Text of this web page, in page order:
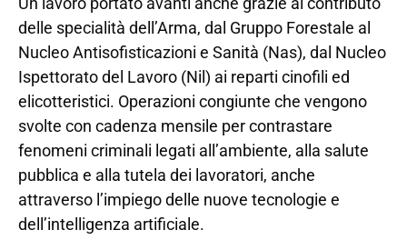
delle specialità dell’Arma, dal Gruppo Forestale al
Nucleo Antisofisticazioni e Sanità (Nas), dal Nucleo
Ispettorato del Lavoro (Nil) ai reparti cinofili ed
elicotteristici. Operazioni congiunte che vengono
svolte con cadenza mensile per contrastare
fenomeni criminali legati all’ambiente, alla salute
pubblica e alla tutela dei lavoratori, anche
attraverso l’impiego delle nuove tecnologie e
dell’intelligenza artificiale.